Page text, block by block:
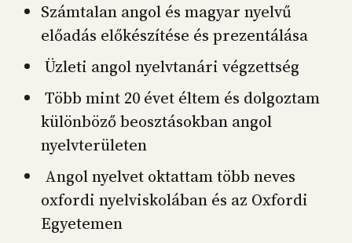
Számtalan angol és magyar nyelvű
előadás előkészítése és prezentálása
Üzleti angol nyelvtanári végzettség
Több mint 20 évet éltem és dolgoztam
különböző beosztásokban angol
nyelvterületen
Angol nyelvet oktattam több neves
oxfordi nyelviskolában és az Oxfordi
Egyetemen